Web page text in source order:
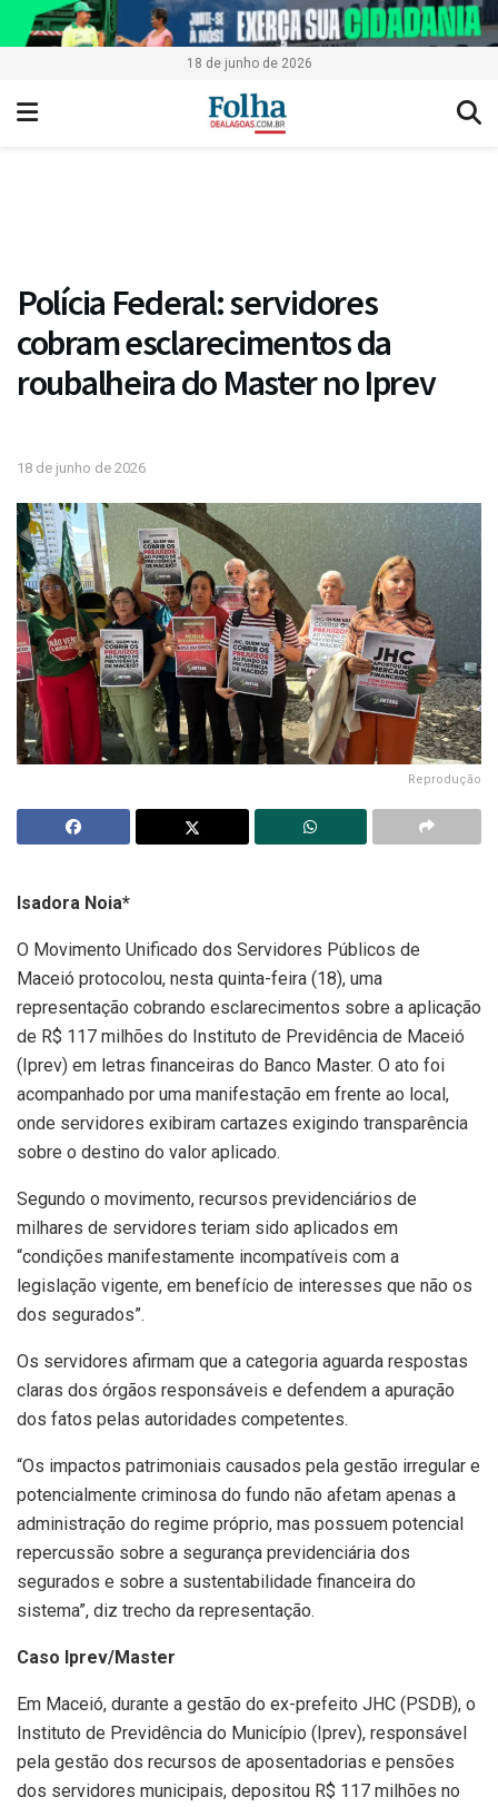
18 de junho de 2026
Polícia Federal: servidores
cobram esclarecimentos da
roubalheira do Master no Iprev
18 de junho de 2026
Reprodução
Isadora Noia*
O Movimento Unificado dos Servidores Públicos de
Maceió protocolou, nesta quinta-feira (18), uma
representação cobrando esclarecimentos sobre a aplicação
de R$ 117 milhões do Instituto de Previdência de Maceió
(Iprev) em letras financeiras do Banco Master. O ato foi
acompanhado por uma manifestação em frente ao local,
onde servidores exibiram cartazes exigindo transparência
sobre o destino do valor aplicado.
Segundo o movimento, recursos previdenciários de
milhares de servidores teriam sido aplicados em
“condições manifestamente incompatíveis com a
legislação vigente, em benefício de interesses que não os
dos segurados”.
Os servidores afirmam que a categoria aguarda respostas
claras dos órgãos responsáveis e defendem a apuração
dos fatos pelas autoridades competentes.
“Os impactos patrimoniais causados pela gestão irregular e
potencialmente criminosa do fundo não afetam apenas a
administração do regime próprio, mas possuem potencial
repercussão sobre a segurança previdenciária dos
segurados e sobre a sustentabilidade financeira do
sistema”, diz trecho da representação.
Caso Iprev/Master
Em Maceió, durante a gestão do ex-prefeito JHC (PSDB), o
Instituto de Previdência do Município (Iprev), responsável
pela gestão dos recursos de aposentadorias e pensões
dos servidores municipais, depositou R$ 117 milhões no